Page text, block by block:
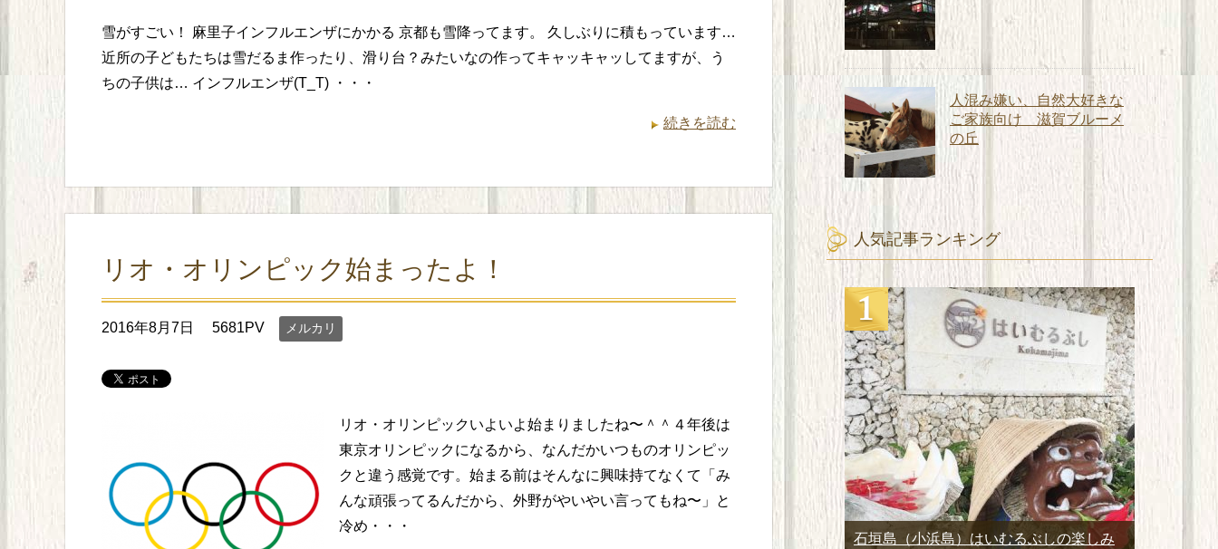
雪がすごい！ 麻里子インフルエンザにかかる 京都も雪降ってます。 久しぶりに積もっています…
近所の子どもたちは雪だるま作ったり、滑り台？みたいなの作ってキャッキャッしてますが、う
ちの子供は… インフルエンザ(T_T) ・・・
続きを読む
リオ・オリンピック始まったよ！
2016年8月7日 5681PV メルカリ
リオ・オリンピックいよいよ始まりましたね〜＾＾４年後は
東京オリンピックになるから、なんだかいつものオリンピッ
クと違う感覚です。始まる前はそんなに興味持てなくて「み
んな頑張ってるんだから、外野がやいやい言ってもね〜」と
冷め・・・
人混み嫌い、自然大好きな
ご家族向け 滋賀ブルーメ
の丘
人気記事ランキング
石垣島（小浜島）はいむるぶしの楽しみ